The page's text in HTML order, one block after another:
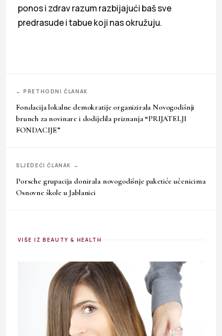
ponos i zdrav razum razbijajući baš sve
predrasude i tabue koji nas okružuju.
← PRETHODNI ČLANAK
Fondacija lokalne demokratije organizirala Novogodišnji
brunch za novinare i dodijelila priznanja “PRIJATELJI
FONDACIJE”
SLJEDEĆI ČLANAK →
Porsche grupacija donirala novogodišnje paketiće učenicima
Osnovne škole u Jablanici
VIŠE IZ BEAUTY & HEALTH